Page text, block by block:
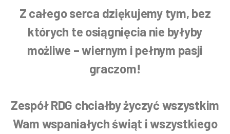
Z całego serca dziękujemy tym, bez
których te osiągnięcia nie byłyby
możliwe – wiernym i pełnym pasji
graczom!
Zespół RDG chciałby życzyć wszystkim
Wam wspaniałych świąt i wszystkiego